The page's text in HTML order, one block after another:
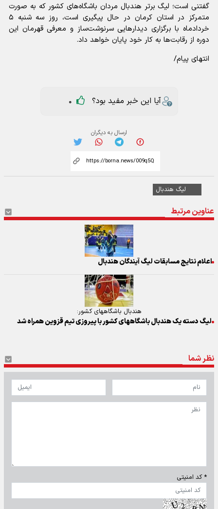
گفتنی است؛ لیگ برتر هندبال مردان باشگاه‌های کشور که به صورت
متمرکز در استان کرمان در حال پیگیری است، روز سه شنبه ۵
خردادماه با برگزاری دیدار‌هایی سرنوشت‌ساز و معرفی قهرمان این
دوره از رقابت‌ها به کار خود پایان خواهد داد.
انتهای پیام/
آیا این خبر مفید بود؟ 0
ارسال به دیگران
لیگ هندبال
عناوین مرتبط
اعلام نتایج مسابقات لیگ آیندگان هندبال
هندبال باشگاههای کشور:
لیگ دسته یک هندبال باشگاههای کشور با پیروزی تیم قزوین همراه شد
نظر شما
* کد امنیتی